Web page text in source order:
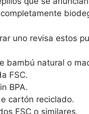
uno revisa estos
bambú natural o
FSC.
BPA.
cartón reciclado.
FSC o similares.